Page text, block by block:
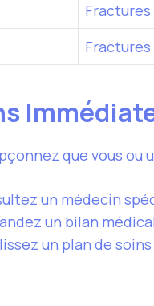
que vous ou
un médecin
un bilan
un plan de